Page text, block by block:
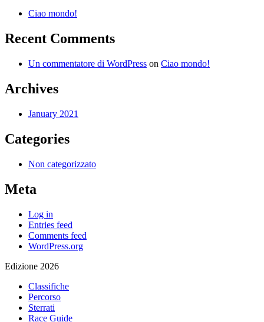
Ciao mondo!
Recent Comments
Un commentatore di WordPress on Ciao mondo!
Archives
January 2021
Categories
Non categorizzato
Meta
Log in
Entries feed
Comments feed
WordPress.org
Edizione 2026
Classifiche
Percorso
Sterrati
Race Guide